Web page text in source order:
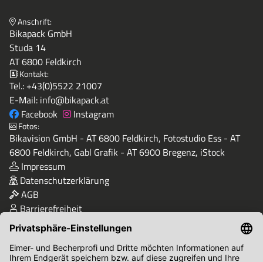
Anschrift:
Bikapack GmbH
Studa 14
AT 6800 Feldkirch
Kontakt:
Tel.: +43(0)5522 21007
E-Mail: info@bikapack.at
Facebook
Instagram
Fotos:
Bikavision GmbH - AT 6800 Feldkirch, Fotostudio Ess - AT
6800 Feldkirch, Gabl Grafik - AT 6900 Bregenz, iStock
Impressum
Datenschutzerklärung
AGB
Barrierefreiheit
Qualität & Sicherheit